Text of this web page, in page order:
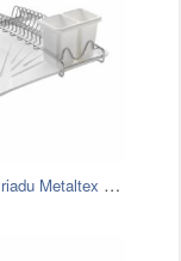
Odkvapkávač riadu Metaltex Wave-Te×, 35…